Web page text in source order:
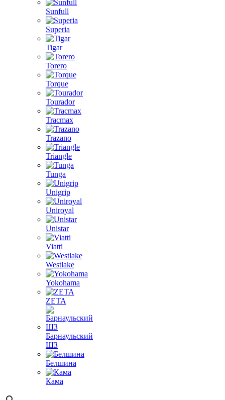
Sunfull
Superia
Tigar
Torero
Torque
Tourador
Tracmax
Trazano
Triangle
Tunga
Unigrip
Uniroyal
Unistar
Viatti
Westlake
Yokohama
ZETA
Барнаульский
ШЗ
Белшина
Кама